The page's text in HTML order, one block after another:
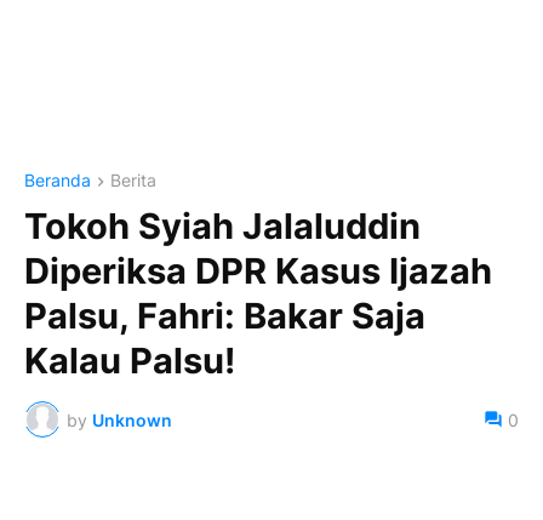
Beranda Berita
Tokoh Syiah Jalaluddin
Diperiksa DPR Kasus Ijazah
Palsu, Fahri: Bakar Saja
Kalau Palsu!
by Unknown 0